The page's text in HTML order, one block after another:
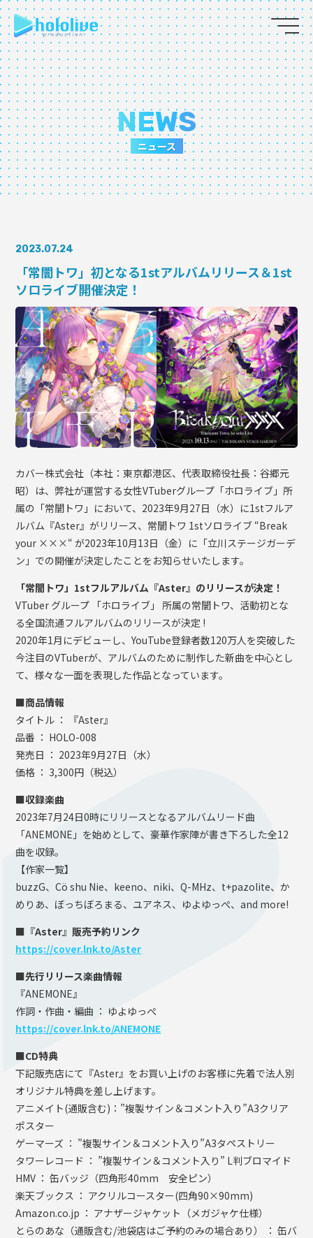
EN
JP
ABOUT
TALENT
NEWS
COLLABORATION
SUPPORT ADVERTISING
OFFICIAL SHOP
HOLODULE
会社概要
プライバシーポリシー
未成年の方々へのお願い
よくある質問
サポーターガイドライン
NEWS
ニュース
2023.07.24
「常闇トワ」初となる1stアルバムリリース＆1st
ソロライブ開催決定！
カバー株式会社（本社：東京都港区、代表取締役社長：谷郷元
昭）は、弊社が運営する女性VTuberグループ「ホロライブ」所
属の「常闇トワ」において、2023年9月27日（水）に1stフルア
ルバム『Aster』がリリース、常闇トワ 1stソロライブ “Break
your ×××“ が2023年10月13日（金）に「立川ステージガーデ
ン」での開催が決定したことをお知らせいたします。
「常闇トワ」1stフルアルバム『Aster』のリリースが決定！
VTuber グループ 「ホロライブ」 所属の常闇トワ、活動初とな
る全国流通フルアルバムのリリースが決定 !
2020年1月にデビューし、YouTube登録者数120万人を突破した
今注目のVTuberが、アルバムのために制作した新曲を中心とし
て、様々な一面を表現した作品となっています。
■商品情報
タイトル ： 『Aster』
品番 ： HOLO-008
発売日 ： 2023年9月27日（水）
価格 ： 3,300円（税込）
■収録楽曲
2023年7月24日0時にリリースとなるアルバムリード曲
「ANEMONE」を始めとして、豪華作家陣が書き下ろした全12
曲を収録。
【作家一覧】
buzzG、Cö shu Nie、keeno、niki、Q-MHz、t+pazolite、か
めりあ、ぼっちぼろまる、ユアネス、ゆよゆっぺ、and more!
■『Aster』販売予約リンク
https://cover.lnk.to/Aster
■先行リリース楽曲情報
『ANEMONE』
作詞・作曲・編曲 ： ゆよゆっぺ
https://cover.lnk.to/ANEMONE
■CD特典
下記販売店にて『Aster』をお買い上げのお客様に先着で法人別
オリジナル特典を差し上げます。
アニメイト(通販含む)：”複製サイン＆コメント入り”A3クリア
ポスター
ゲーマーズ ： ”複製サイン＆コメント入り”A3タペストリー
タワーレコード ： ”複製サイン＆コメント入り” L判ブロマイド
HMV ： 缶バッジ（四角形40mm 安全ピン）
楽天ブックス ： アクリルコースター(四角90×90mm)
Amazon.co.jp ： アナザージャケット（メガジャケ仕様）
とらのあな（通販含む/池袋店はご予約のみの場合あり） ： 缶バ